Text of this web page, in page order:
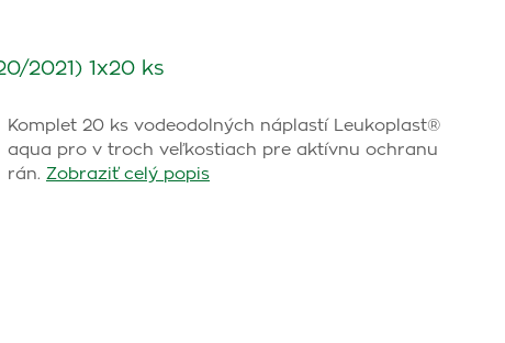
2021) 1x20 ks
Komplet 20 ks vodeodolných náplastí Leukoplast®
aqua pro v troch veľkostiach pre aktívnu ochranu
rán. Zobraziť celý popis